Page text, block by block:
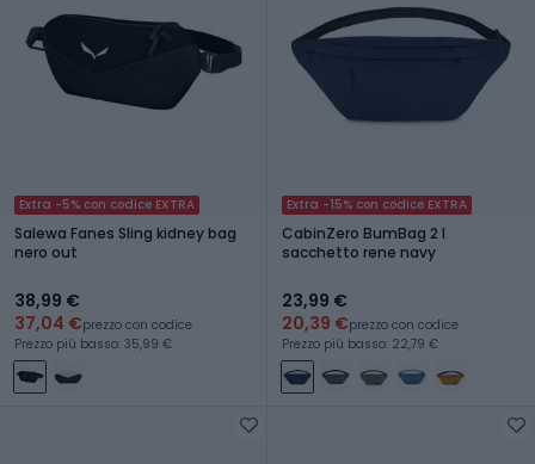
Extra -5% con codice EXTRA
Salewa Fanes Sling kidney bag
nero out
38,99 €
37,04 €prezzo con codice
Prezzo più basso: 35,99 €
Extra -15% con codice EXTRA
CabinZero BumBag 2 l
sacchetto rene navy
23,99 €
20,39 €prezzo con codice
Prezzo più basso: 22,79 €